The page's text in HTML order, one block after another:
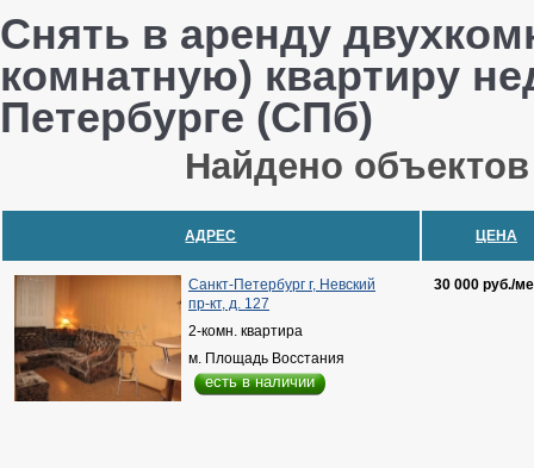
Снять в аренду
комнатную) квартиру
Петербурге (СПб)
Найдено
АДРЕС ЦЕНА
Санкт-Петербург г, Невский
пр-кт, д. 127
2-комн. квартира
м. Площадь Восстания
есть в наличии
30 000 руб./